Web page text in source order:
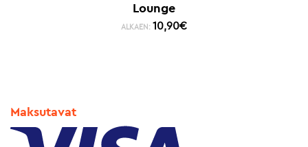
Lounge
ALKAEN: 10,90€
Maksutavat